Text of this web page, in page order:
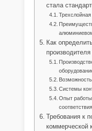
стала
Трехслойная
Как
Системы
Опыт работы
соответствия
Требования к
коммерческой